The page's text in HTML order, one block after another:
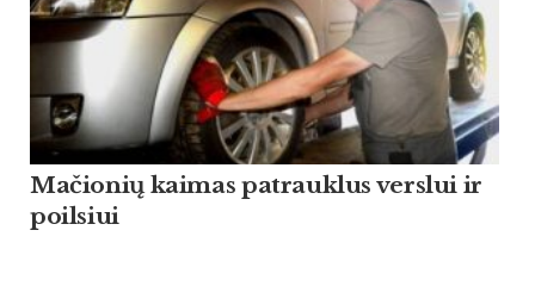
Mačionių kaimas patrauklus verslui ir
poilsiui